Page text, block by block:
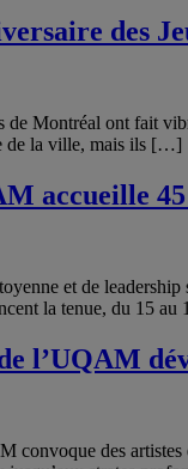
des
Montréal ont fait
de la ville, mais ils […]
accueille
et de
la tenue, du 15
l’UQAM
des